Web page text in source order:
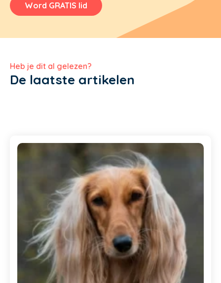
Word GRATIS lid
Heb je dit al gelezen?
De laatste artikelen